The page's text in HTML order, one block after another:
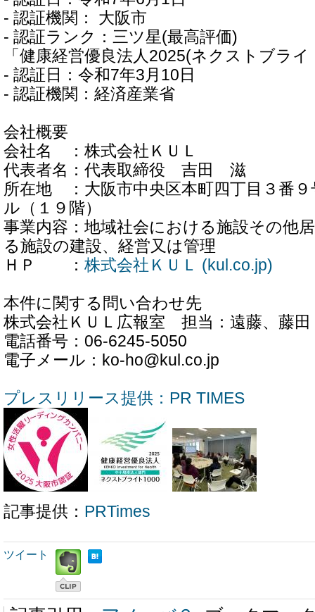
- 認証機関： 大阪市
- 認証ランク：三ツ星(最高評価)
「健康経営優良法人2025(ネクストブラ
- 認証日：令和7年3月10日
- 認証機関：経済産業省
会社概要
会社名 ：株式会社ＫＵＬ
代表者名：代表取締役 吉田 滋
所在地 ：大阪市中央区本町四丁目３番
ル（１９階）
事業内容：地域社会における施設その他
る施設の建設、経営又は管理
ＨＰ ： 株式会社ＫＵＬ (kul.co.jp)
本件に関する問い合わせ先
株式会社ＫＵＬ広報室 担当：遠藤、藤田
電話番号：06-6245-5050
電子メール：ko-ho@kul.co.jp
プレスリリース提供：PR TIMES
記事提供： PRTimes
ツイート